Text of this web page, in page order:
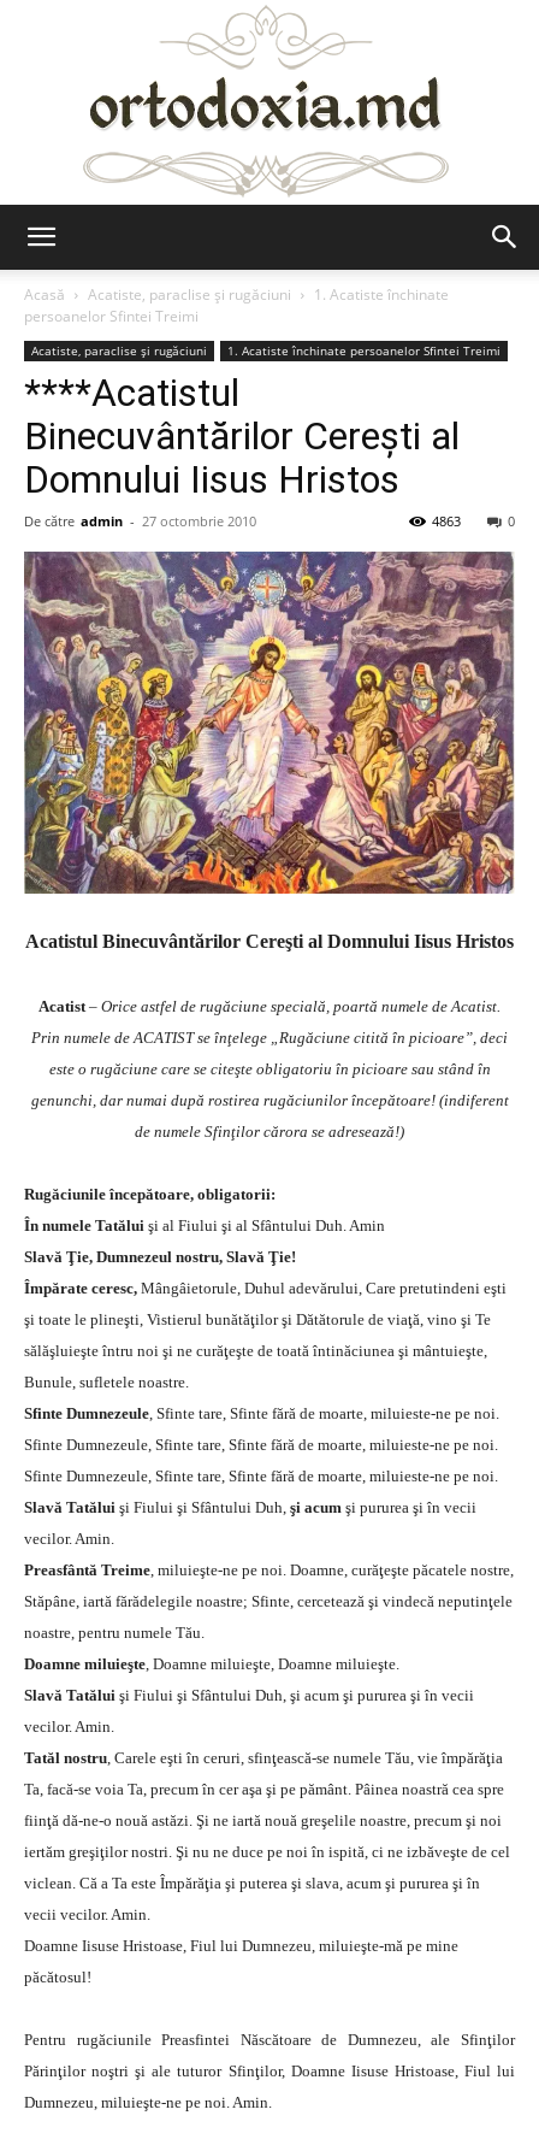
Acasă
Acatiste, paraclise și rugăciuni
1. Acatiste închinate
persoanelor Sfintei Treimi
Acatiste, paraclise și rugăciuni 1. Acatiste închinate persoanelor Sfintei Treimi
****Acatistul
Binecuvântărilor Cereşti al
Domnului Iisus Hristos
De către admin - 27 octombrie 2010 0
4863
Acatistul Binecuvântărilor Cereşti al Domnului Iisus Hristos
Acatist– Orice astfel de rugăciune specială, poartă numele de Acatist.
Prin numele de ACATIST se înţelege „Rugăciune citită în picioare”, deci
este o rugăciune care se citeşte obligatoriu în picioare sau stând în
genunchi, dar numai după rostirea rugăciunilor începătoare! (indiferent
de numele Sfinţilor cărora se adresează!)
Rugăciunile începătoare, obligatorii:
În numele Tatălui şi al Fiului şi al Sfântului Duh. Amin
Slavă Ţie, Dumnezeul nostru, Slavă Ţie!
Împărate ceresc, Mângâietorule, Duhul adevărului, Care pretutindeni eşti
şi toate le plineşti, Vistierul bunătăţilor şi Dătătorule de viaţă, vino şi Te
sălăşluieşte întru noi şi ne curăţeşte de toată întinăciunea şi mântuieşte,
Bunule, sufletele noastre.
Sfinte Dumnezeule, Sfinte tare, Sfinte fără de moarte, miluieste-ne pe noi.
Sfinte Dumnezeule, Sfinte tare, Sfinte fără de moarte, miluieste-ne pe noi.
Sfinte Dumnezeule, Sfinte tare, Sfinte fără de moarte, miluieste-ne pe noi.
Slavă Tatălui şi Fiului şi Sfântului Duh, şi acum şi pururea şi în vecii
vecilor. Amin.
Preasfântă Treime, miluieşte-ne pe noi. Doamne, curăţeşte păcatele nostre,
Stăpâne, iartă fărădelegile noastre; Sfinte, cercetează şi vindecă neputinţele
noastre, pentru numele Tău.
Doamne miluieşte, Doamne miluieşte, Doamne miluieşte.
Slavă Tatălui şi Fiului şi Sfântului Duh, şi acum şi pururea şi în vecii
vecilor. Amin.
Tatăl nostru, Carele eşti în ceruri, sfinţească-se numele Tău, vie împărăţia
Ta, facă-se voia Ta, precum în cer aşa şi pe pământ. Pâinea noastră cea spre
fiinţă dă-ne-o nouă astăzi. Şi ne iartă nouă greşelile noastre, precum şi noi
iertăm greşiţilor nostri. Şi nu ne duce pe noi în ispită, ci ne izbăveşte de cel
viclean. Că a Ta este Împărăţia şi puterea şi slava, acum şi pururea şi în
vecii vecilor. Amin.
Doamne Iisuse Hristoase, Fiul lui Dumnezeu, miluieşte-mă pe mine
păcătosul!
Pentru rugăciunile Preasfintei Născătoare de Dumnezeu, ale Sfinţilor
Părinţilor noştri şi ale tuturor Sfinţilor, Doamne Iisuse Hristoase, Fiul lui
Dumnezeu, miluieşte-ne pe noi. Amin.